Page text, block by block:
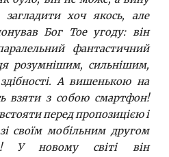
хоч якось, але
Бог Тое угоду: він
фантастичний
розумнішим, сильнішим,
А вишенькою на
взяти з собою смартфон!
перед пропозицією і
своїм мобільним другом
У новому світі він